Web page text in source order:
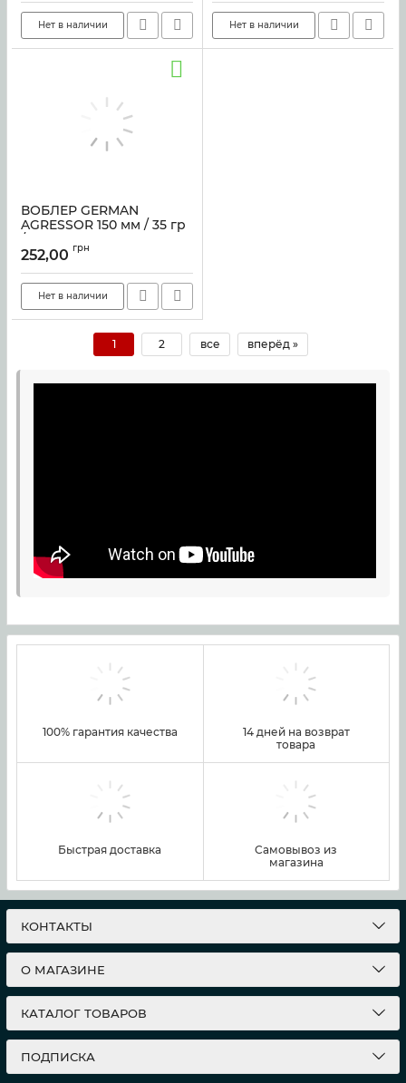
Нет в наличии Нет в наличии
ВОБЛЕР GERMAN
AGRESSOR 150 мм / 35 гр
/ C242
Артикул: sf-4133
252,00 грн
Нет в наличии
1 2 все вперёд »
100% гарантия качества
14 дней на возврат
товара
Быстрая доставка
Самовывоз из
магазина
КОНТАКТЫ
О МАГАЗИНЕ
КАТАЛОГ ТОВАРОВ
ПОДПИСКА